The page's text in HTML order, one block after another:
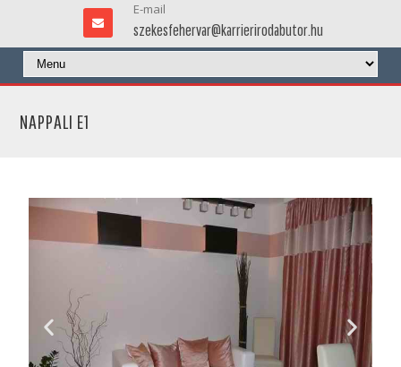
E-mail
szekesfehervar@karrierirodabutor.hu
NAPPALI E1